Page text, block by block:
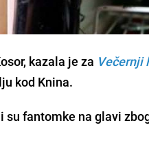
, kazala je za Večernji
kod Knina.
fantomke na glavi